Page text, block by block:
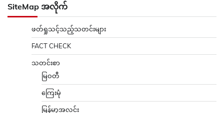
SiteMap အလိုက်
ဖတ်ရှုသင့်သည့်သတင်းများ
FACT CHECK
သတင်းစာ
မြဝတီ
ကြေးမုံ
မြန်မာ့အလင်း